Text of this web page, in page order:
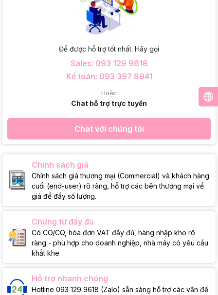
Để được hỗ trợ tốt nhất. Hãy gọi
Sales: 093 129 9618
Kế toán: 093 397 8941
Hoặc
Chat hỗ trợ trực tuyến
Chat với chúng tôi
Chính sách giá
Chính sách giá thương mại (Commercial) và khách hàng
cuối (end-user) rõ ràng, hỗ trợ các bên thương mại về
giá để đẩy số lượng.
Chứng từ đầy đủ
Có CO/CQ, hóa đơn VAT đầy đủ, hàng nhập kho rõ
ràng - phù hợp cho doanh nghiệp, nhà máy có yêu cầu
khắt khe
Hỗ trợ nhanh chóng
Hotline 093 129 9618 (Zalo) sẵn sàng hỗ trợ các vấn đề